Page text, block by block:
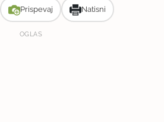
Prispevaj Natisni
OGLAS